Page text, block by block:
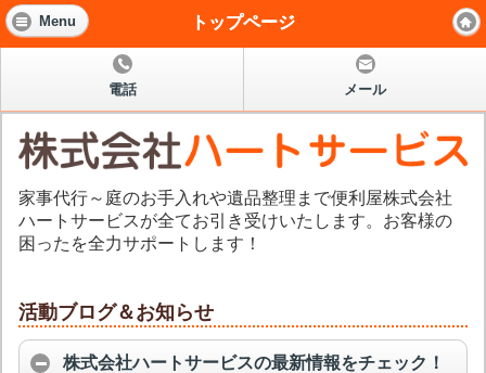
Menu トップページ
電話 メール
家事代行～庭のお手入れや遺品整理まで便利屋株式会社
ハートサービスが全てお引き受けいたします。お客様の
困ったを全力サポートします！
活動ブログ＆お知らせ
株式会社ハートサービスの最新情報をチェック！